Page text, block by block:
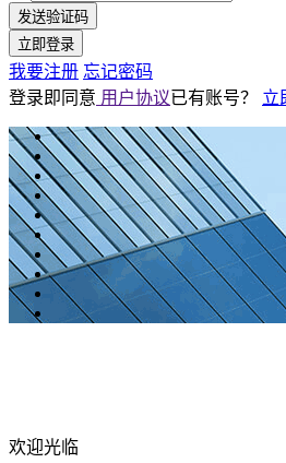
发送验证码
立即登录
我要注册 忘记密码
登录即同意 用户协议已有账号？ 立
欢迎光临